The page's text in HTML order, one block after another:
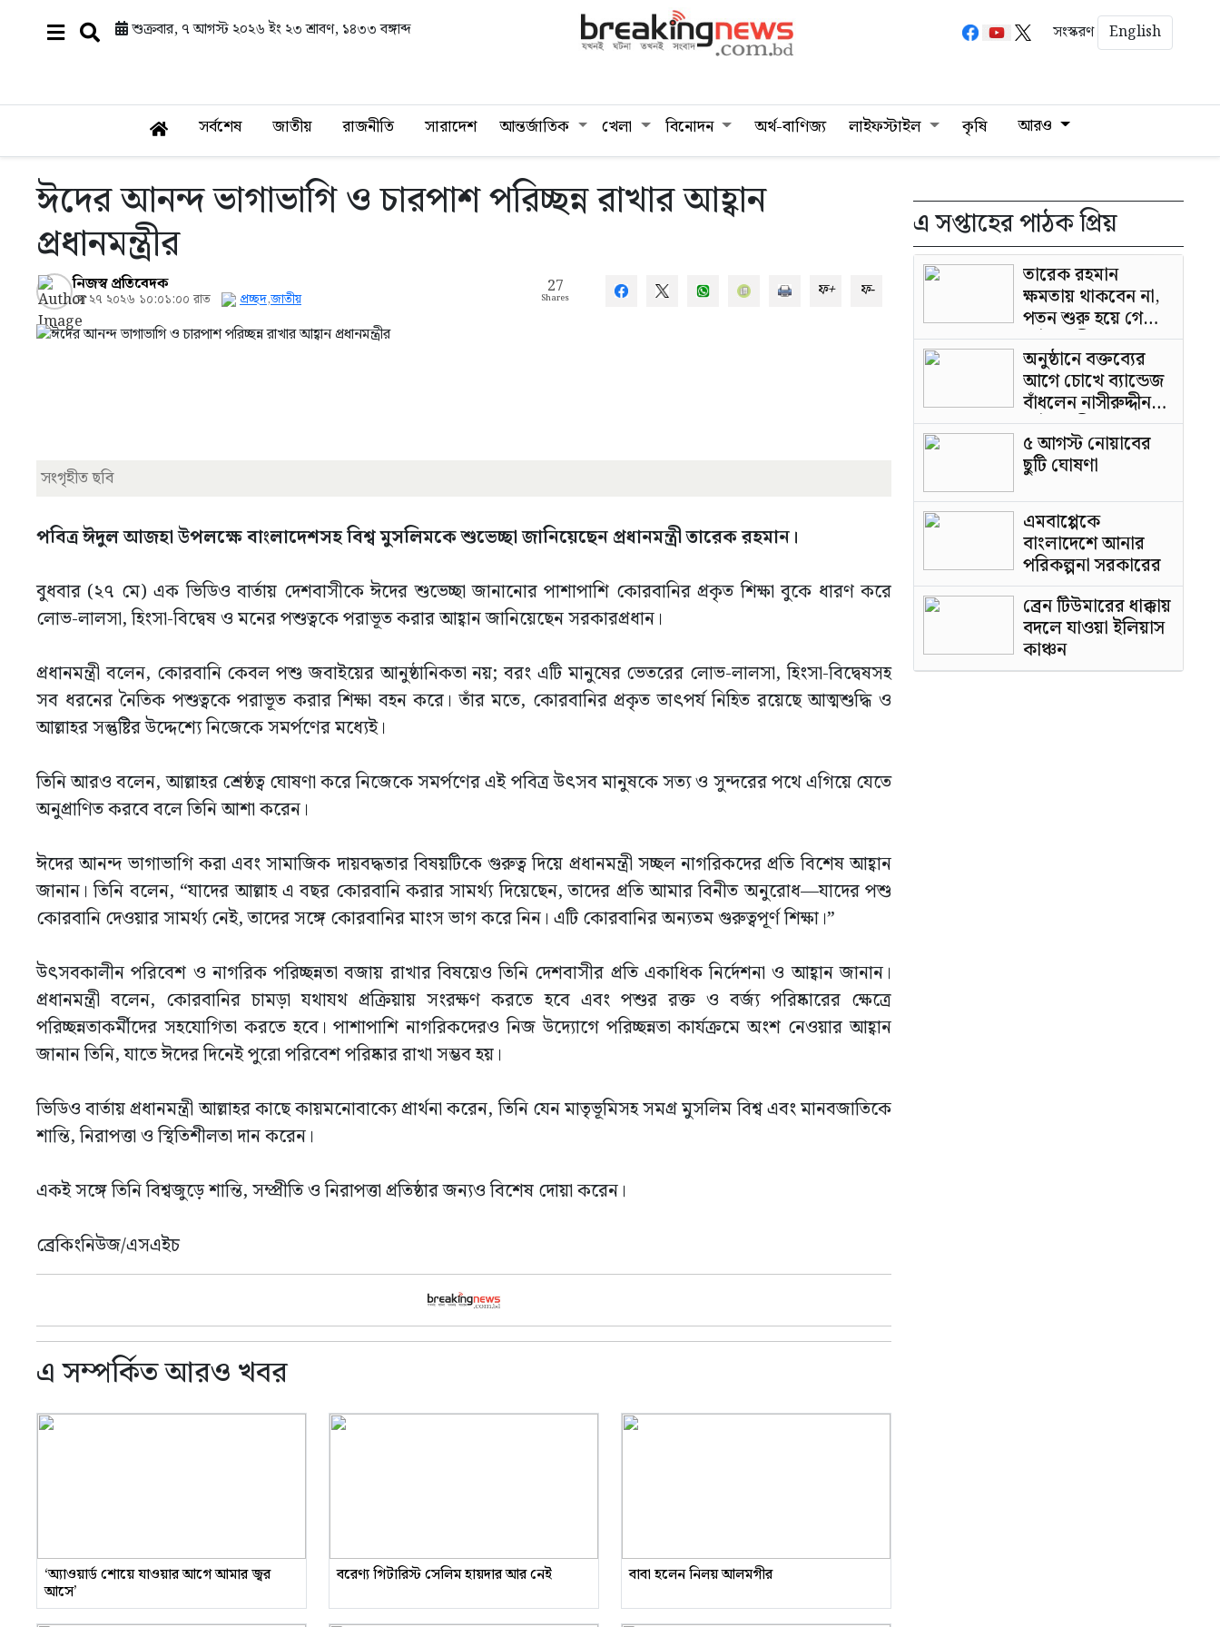
শুক্রবার, ৭ আগস্ট ২০২৬ ইং ২৩ শ্রাবণ, ১৪৩৩ বঙ্গাব্দ সংস্করণ English
সর্বশেষ জাতীয় রাজনীতি সারাদেশ আন্তর্জাতিক খেলা বিনোদন অর্থ-বাণিজ্য লাইফস্টাইল কৃষি আরও
ঈদের আনন্দ ভাগাভাগি ও চারপাশ পরিচ্ছন্ন রাখার আহ্বান
প্রধানমন্ত্রীর
নিজস্ব প্রতিবেদক
মে ২৭ ২০২৬ ১০:০১:০০ রাত প্রচ্ছদ,জাতীয়
27
Shares ফ+ ফ-
সংগৃহীত ছবি
পবিত্র ঈদুল আজহা উপলক্ষে বাংলাদেশসহ বিশ্ব মুসলিমকে শুভেচ্ছা জানিয়েছেন প্রধানমন্ত্রী তারেক রহমান।
বুধবার (২৭ মে) এক ভিডিও বার্তায় দেশবাসীকে ঈদের শুভেচ্ছা জানানোর পাশাপাশি কোরবানির প্রকৃত শিক্ষা বুকে ধারণ করে
লোভ-লালসা, হিংসা-বিদ্বেষ ও মনের পশুত্বকে পরাভূত করার আহ্বান জানিয়েছেন সরকারপ্রধান।
প্রধানমন্ত্রী বলেন, কোরবানি কেবল পশু জবাইয়ের আনুষ্ঠানিকতা নয়; বরং এটি মানুষের ভেতরের লোভ-লালসা, হিংসা-বিদ্বেষসহ
সব ধরনের নৈতিক পশুত্বকে পরাভূত করার শিক্ষা বহন করে। তাঁর মতে, কোরবানির প্রকৃত তাৎপর্য নিহিত রয়েছে আত্মশুদ্ধি ও
আল্লাহর সন্তুষ্টির উদ্দেশ্যে নিজেকে সমর্পণের মধ্যেই।
তিনি আরও বলেন, আল্লাহর শ্রেষ্ঠত্ব ঘোষণা করে নিজেকে সমর্পণের এই পবিত্র উৎসব মানুষকে সত্য ও সুন্দরের পথে এগিয়ে যেতে
অনুপ্রাণিত করবে বলে তিনি আশা করেন।
ঈদের আনন্দ ভাগাভাগি করা এবং সামাজিক দায়বদ্ধতার বিষয়টিকে গুরুত্ব দিয়ে প্রধানমন্ত্রী সচ্ছল নাগরিকদের প্রতি বিশেষ আহ্বান
জানান। তিনি বলেন, “যাদের আল্লাহ এ বছর কোরবানি করার সামর্থ্য দিয়েছেন, তাদের প্রতি আমার বিনীত অনুরোধ—যাদের পশু
কোরবানি দেওয়ার সামর্থ্য নেই, তাদের সঙ্গে কোরবানির মাংস ভাগ করে নিন। এটি কোরবানির অন্যতম গুরুত্বপূর্ণ শিক্ষা।”
উৎসবকালীন পরিবেশ ও নাগরিক পরিচ্ছন্নতা বজায় রাখার বিষয়েও তিনি দেশবাসীর প্রতি একাধিক নির্দেশনা ও আহ্বান জানান।
প্রধানমন্ত্রী বলেন, কোরবানির চামড়া যথাযথ প্রক্রিয়ায় সংরক্ষণ করতে হবে এবং পশুর রক্ত ও বর্জ্য পরিষ্কারের ক্ষেত্রে
পরিচ্ছন্নতাকর্মীদের সহযোগিতা করতে হবে। পাশাপাশি নাগরিকদেরও নিজ উদ্যোগে পরিচ্ছন্নতা কার্যক্রমে অংশ নেওয়ার আহ্বান
জানান তিনি, যাতে ঈদের দিনেই পুরো পরিবেশ পরিষ্কার রাখা সম্ভব হয়।
ভিডিও বার্তায় প্রধানমন্ত্রী আল্লাহর কাছে কায়মনোবাক্যে প্রার্থনা করেন, তিনি যেন মাতৃভূমিসহ সমগ্র মুসলিম বিশ্ব এবং মানবজাতিকে
শান্তি, নিরাপত্তা ও স্থিতিশীলতা দান করেন।
একই সঙ্গে তিনি বিশ্বজুড়ে শান্তি, সম্প্রীতি ও নিরাপত্তা প্রতিষ্ঠার জন্যও বিশেষ দোয়া করেন।
ব্রেকিংনিউজ/এসএইচ
এ সম্পর্কিত আরও খবর
‘অ্যাওয়ার্ড শোয়ে যাওয়ার আগে আমার জ্বর
আসে’
বরেণ্য গিটারিস্ট সেলিম হায়দার আর নেই বাবা হলেন নিলয় আলমগীর
এ সপ্তাহের পাঠক প্রিয়
তারেক রহমান
ক্ষমতায় থাকবেন না,
পতন শুরু হয়ে গেছে:
পাটওয়ারী
অনুষ্ঠানে বক্তব্যের
আগে চোখে ব্যান্ডেজ
বাঁধলেন নাসীরুদ্দীন
পাটওয়ারী
৫ আগস্ট নোয়াবের
ছুটি ঘোষণা
এমবাপ্পেকে
বাংলাদেশে আনার
পরিকল্পনা সরকারের
ব্রেন টিউমারের ধাক্কায়
বদলে যাওয়া ইলিয়াস
কাঞ্চন